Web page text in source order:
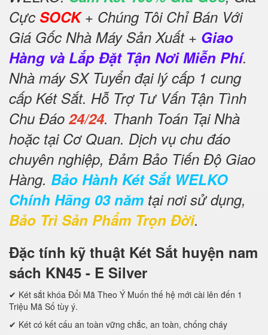
Cực SOCK+ Chúng Tôi Chỉ Bán Với
Giá Gốc Nhà Máy Sản Xuất + Giao
Hàng và Lắp Đặt Tận Nơi Miễn Phí.
Nhà máy SX Tuyển đại lý cấp 1 cung
cấp Két Sắt. Hỗ Trợ Tư Vấn Tận Tình
Chu Đáo 24/24. Thanh Toán Tại Nhà
hoặc tại Cơ Quan. Dịch vụ chu đáo
chuyên nghiệp, Đảm Bảo Tiến Độ Giao
Hàng. Bảo Hành Két Sắt WELKO
Chính Hãng 03 năm tại nơi sử dụng,
Bảo Trì Sản Phẩm Trọn Đời.
Đặc tính kỹ thuật Két Sắt huyện nam
sách KN45 - E Silver
✔ Két sắt khóa Đổi Mã Theo Ý Muốn thế hệ mới cài lên đến 1
Triệu Mã Số tùy ý.
✔ Két có kết cấu an toàn vững chắc, an toàn, chống cháy